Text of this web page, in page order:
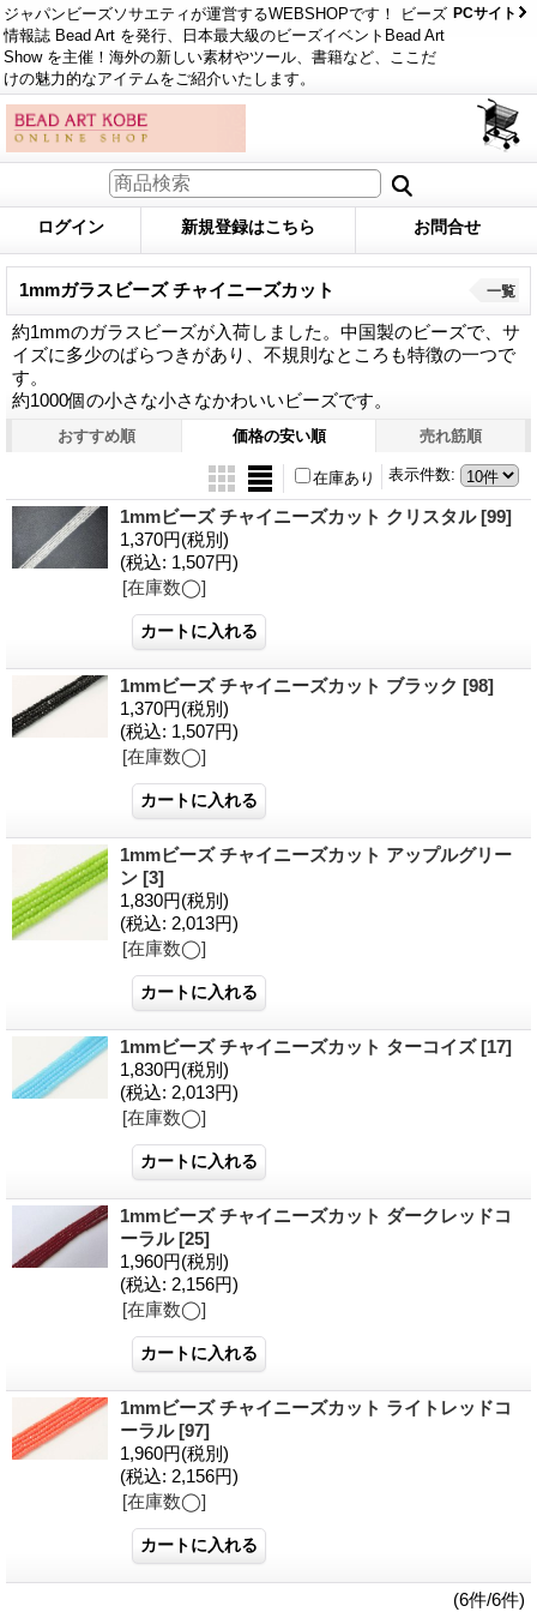
ジャパンビーズソサエティが運営するWEBSHOPです！ ビーズ
情報誌 Bead Art を発行、日本最大級のビーズイベントBead Art
Show を主催！海外の新しい素材やツール、書籍など、ここだ
けの魅力的なアイテムをご紹介いたします。
PCサイト
ログイン 新規登録はこちら お問合せ
1mmガラスビーズ チャイニーズカット
約1mmのガラスビーズが入荷しました。中国製のビーズで、サ
イズに多少のばらつきがあり、不規則なところも特徴の一つで
す。
約1000個の小さな小さなかわいいビーズです。
一覧
おすすめ順 価格の安い順 売れ筋順
表示件数:
在庫あり
1mmビーズ チャイニーズカット クリスタル[99]
1,370円(税別)
(税込: 1,507円)
[在庫数◯]
1mmビーズ チャイニーズカット ブラック [98]
1,370円(税別)
(税込: 1,507円)
[在庫数◯]
1mmビーズ チャイニーズカット アップルグリー
ン [3]
1,830円(税別)
(税込: 2,013円)
[在庫数◯]
1mmビーズ チャイニーズカット ターコイズ[17]
1,830円(税別)
(税込: 2,013円)
[在庫数◯]
1mmビーズ チャイニーズカット ダークレッドコ
ーラル[25]
1,960円(税別)
(税込: 2,156円)
[在庫数◯]
1mmビーズ チャイニーズカット ライトレッドコ
ーラル[97]
1,960円(税別)
(税込: 2,156円)
[在庫数◯]
(6件/6件)